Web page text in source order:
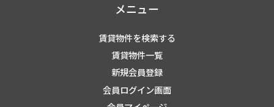
メニュー
賃貸物件を検索する
賃貸物件一覧
新規会員登録
会員ログイン画面